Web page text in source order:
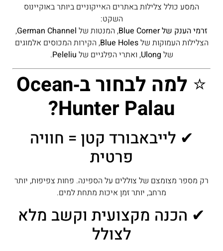
המסע כולל צלילות באתרים האייקוניים ביותר באוקיינוס
השקט:
זרמי הענק של Blue Corner
, המנטות של German Channel
,
הצלילות העמוקות שלBlue Holes, הקירות המכוסים אלמוגים
של Ulong, ואתרי הפלגיים של Peleliu
.
⭐
למה לבחור ב‑Ocean
Hunter Palau?
✔ לייבאבורד קטן = חוויה
פרטית
רק מספר מצומצם של צוללים על הספינה. פחות צפיפות, יותר
מרחב, יותר זמן איכות מתחת למים.
✔ הכנה מקצועית וקשב מלא
לצולל